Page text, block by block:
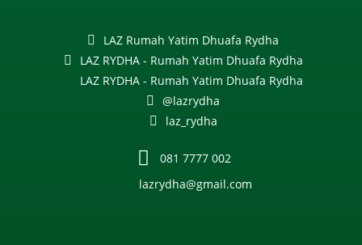
LAZ Rumah Yatim Dhuafa Rydha
LAZ RYDHA - Rumah Yatim Dhuafa Rydha
LAZ RYDHA - Rumah Yatim Dhuafa Rydha
@lazrydha
laz_rydha
081 7777 002
lazrydha@gmail.com